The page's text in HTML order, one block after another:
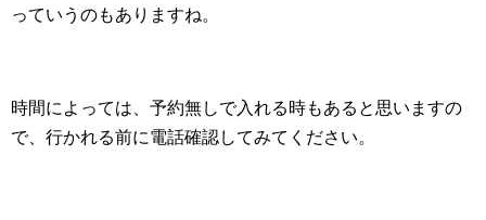
っていうのもありますね。
時間によっては、予約無しで入れる時もあると思いますの
で、行かれる前に電話確認してみてください。